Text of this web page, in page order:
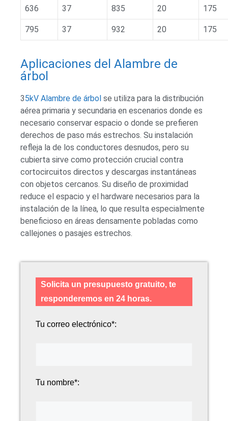
636 37 835 20 175
795 37 932 20 175
Aplicaciones del Alambre de
árbol
35kV Alambre de árbol se utiliza para la distribución
aérea primaria y secundaria en escenarios donde es
necesario conservar espacio o donde se prefieren
derechos de paso más estrechos. Su instalación
refleja la de los conductores desnudos, pero su
cubierta sirve como protección crucial contra
cortocircuitos directos y descargas instantáneas
con objetos cercanos. Su diseño de proximidad
reduce el espacio y el hardware necesarios para la
instalación de la línea, lo que resulta especialmente
beneficioso en áreas densamente pobladas como
callejones o pasajes estrechos.
Solicita un presupuesto gratuito, te
responderemos en 24 horas.
Tu correo electrónico*:
Tu nombre*: